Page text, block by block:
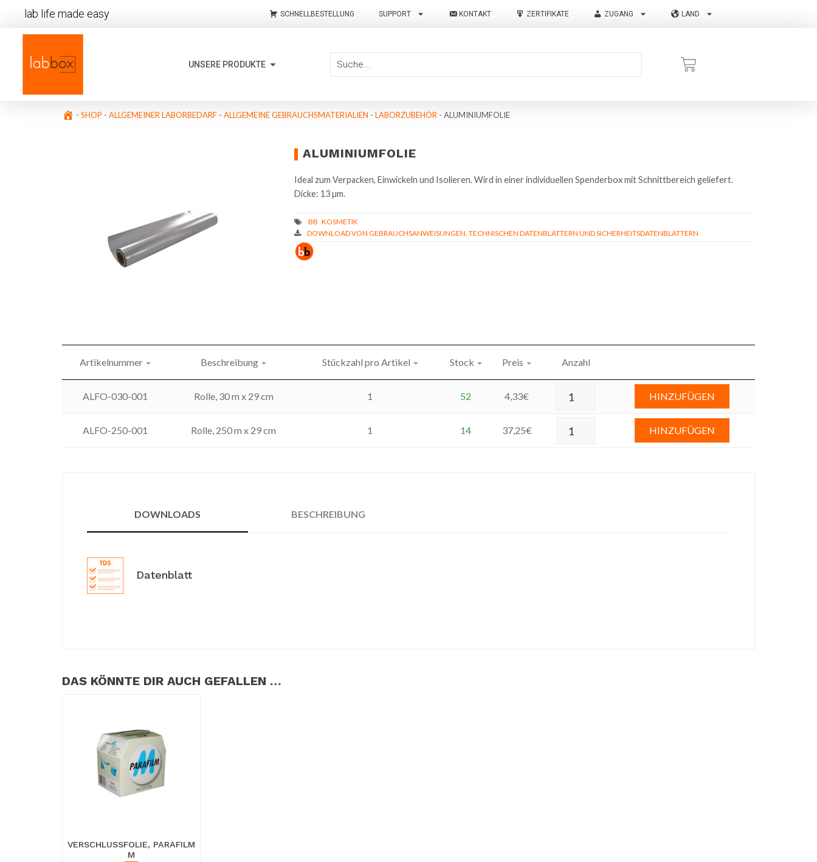
lab life made easy SCHNELLBESTELLUNG SUPPORT KONTAKT ZERTIFIKATE ZUGANG LAND
UNSERE PRODUKTE
- SHOP - ALLGEMEINER LABORBEDARF - ALLGEMEINE GEBRAUCHSMATERIALIEN - LABORZUBEHÖR - ALUMINIUMFOLIE
ALUMINIUMFOLIE
Ideal zum Verpacken, Einwickeln und Isolieren. Wird in einer individuellen Spenderbox mit Schnittbereich geliefert.
Dicke: 13 µm.
DOWNLOAD VON GEBRAUCHSANWEISUNGEN, TECHNISCHEN DATENBLÄTTERN UND SICHERHEITSDATENBLÄTTERN
Artikelnummer Beschreibung Stückzahl pro Artikel Stock Preis Anzahl
ALFO-030-001 Rolle, 30 m x 29 cm 1 52 4,33€ HINZUFÜGEN
ALFO-250-001 Rolle, 250 m x 29 cm 1 14 37,25€ HINZUFÜGEN
DOWNLOADS BESCHREIBUNG
Datenblatt
DAS KÖNNTE DIR AUCH GEFALLEN …
VERSCHLUSSFOLIE, PARAFILM
M